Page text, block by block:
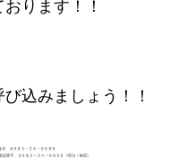
ります！！
込みましょう！！